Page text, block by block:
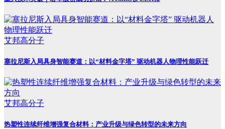
艾邦高分子
塞拉尼斯入局具身智能赛道：以“材料金字塔” 驱动机器人物理性能跃迁
艾邦高分子
热塑性连续纤维增强复合材料：产业升级与绿色转型的未来方向